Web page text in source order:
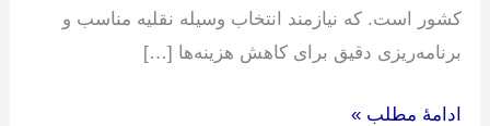
کشور است. که نیازمند انتخاب وسیله نقلیه مناسب و
برنامه‌ریزی دقیق برای کاهش هزینه‌ها […]
ادامۀ مطلب »